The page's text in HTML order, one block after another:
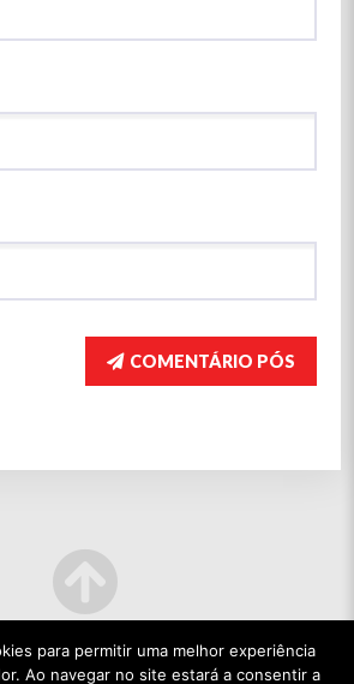
COMENTÁRIO PÓS
para permitir uma melhor experiência
Ao navegar no site estará a consentir a